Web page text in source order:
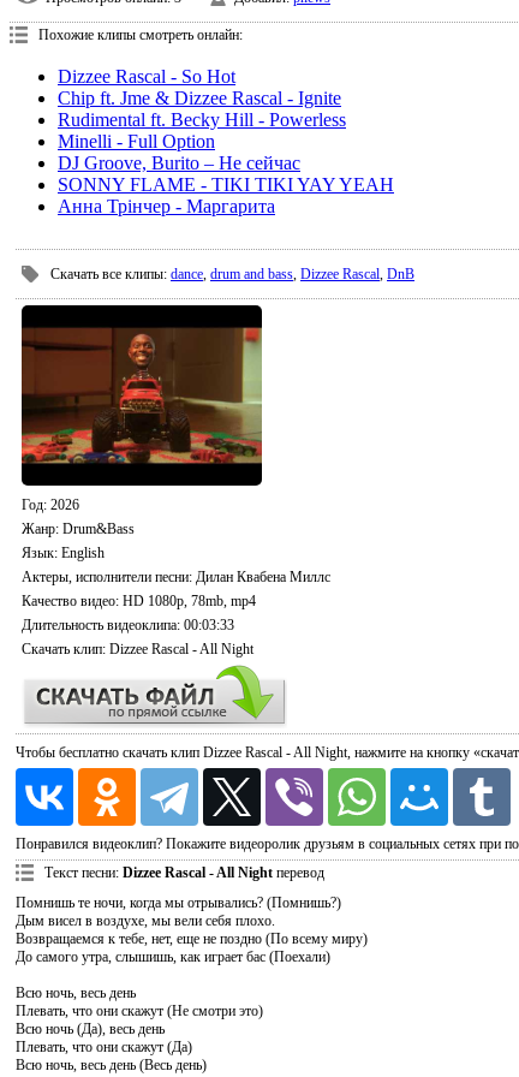
Похожие клипы смотреть онлайн:
Dizzee Rascal - So Hot
Chip ft. Jme & Dizzee Rascal - Ignite
Rudimental ft. Becky Hill - Powerless
Minelli - Full Option
DJ Groove, Burito – Не сейчас
SONNY FLAME - TIKI TIKI YAY YEAH
Анна Трінчер - Маргарита
Скачать все клипы: dance, drum and bass, Dizzee Rascal, DnB
Год: 2026
Жанр: Drum&Bass
Язык: English
Актеры, исполнители песни: Дилан Квабена Миллс
Качество видео: HD 1080p, 78mb, mp4
Длительность видеоклипа: 00:03:33
Скачать клип: Dizzee Rascal - All Night
Чтобы бесплатно скачать клип Dizzee Rascal - All Night, нажмите на кнопку
Понравился видеоклип? Покажите видеоролик друзьям в социальных сетях при
Текст песни: Dizzee Rascal - All Night перевод
Помнишь те ночи, когда мы отрывались? (Помнишь?)
Дым висел в воздухе, мы вели себя плохо.
Возвращаемся к тебе, нет, еще не поздно (По всему миру)
До самого утра, слышишь, как играет бас (Поехали)
Всю ночь, весь день
Плевать, что они скажут (Не смотри это)
Всю ночь (Да), весь день
Плевать, что они скажут (Да)
Всю ночь, весь день (Весь день)